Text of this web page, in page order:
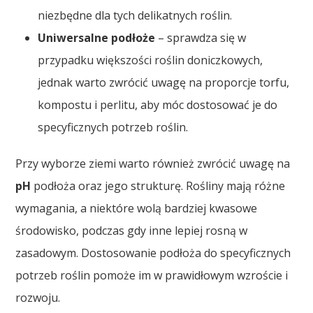
niezbędne dla tych delikatnych roślin.
Uniwersalne podłoże – sprawdza się w
przypadku większości roślin doniczkowych,
jednak warto zwrócić uwagę na proporcje torfu,
kompostu i perlitu, aby móc dostosować je do
specyficznych potrzeb roślin.
Przy wyborze ziemi warto również zwrócić uwagę na
pH podłoża oraz jego strukturę. Rośliny mają różne
wymagania, a niektóre wolą bardziej kwasowe
środowisko, podczas gdy inne lepiej rosną w
zasadowym. Dostosowanie podłoża do specyficznych
potrzeb roślin pomoże im w prawidłowym wzroście i
rozwoju.